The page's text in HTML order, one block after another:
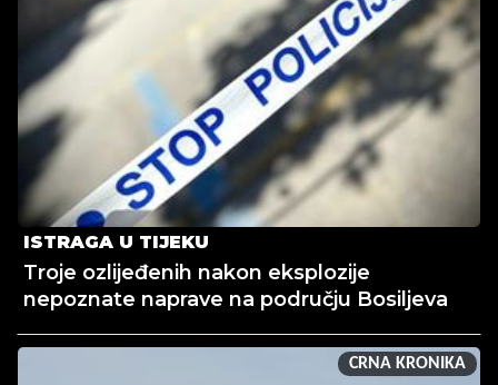
ISTRAGA U TIJEKU
Troje ozlijeđenih nakon eksplozije
nepoznate naprave na području Bosiljeva
CRNA KRONIKA